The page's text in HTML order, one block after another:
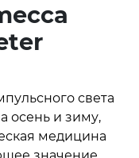
света
осень и зиму,
медицина